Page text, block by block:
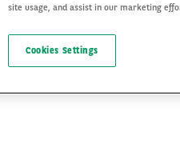
site usage, and assist in our marketing
Cookies Settings